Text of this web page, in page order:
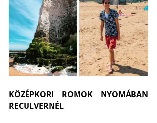
KÖZÉPKORI ROMOK NYOMÁBAN
RECULVERNÉL